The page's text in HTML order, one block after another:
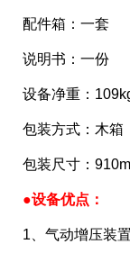
配件箱：一套
说明书：一份
设备净重：
包装方式：木箱
包装尺寸：
●设备优点：
1、气动增压装置